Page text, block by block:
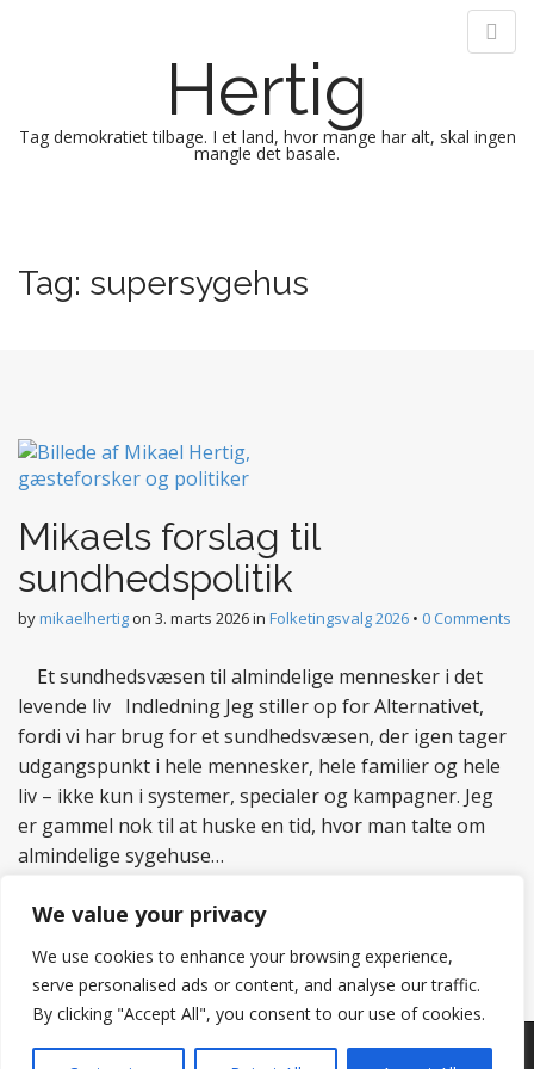
We value your privacy
We use cookies to enhance your browsing experience,
serve personalised ads or content, and analyse our traffic.
By clicking "Accept All", you consent to our use of cookies.
Hertig
Tag demokratiet tilbage. I et land, hvor mange har alt, skal ingen
mangle det basale.
i
n
p
t
e
n
Tag: supersygehus
Mikaels forslag til
sundhedspolitik
bymikaelhertigon 3. marts 2026in Folketingsvalg 2026 • 0 Comments
Et sundhedsvæsen til almindelige mennesker i det
levende liv Indledning Jeg stiller op for Alternativet,
fordi vi har brug for et sundhedsvæsen, der igen tager
udgangspunkt i hele mennesker, hele familier og hele
liv – ikke kun i systemer, specialer og kampagner. Jeg
er gammel nok til at huske en tid, hvor man talte om
almindelige sygehuse…
Read more
Copyright © 2026Hertig . All Rights Reserved.